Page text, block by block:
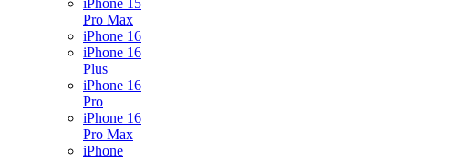
iPhone 15
Pro Max
iPhone 16
iPhone 16
Plus
iPhone 16
Pro
iPhone 16
Pro Max
iPhone